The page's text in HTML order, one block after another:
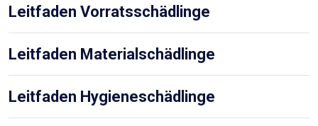
Leitfaden Vorratsschädlinge
Leitfaden Materialschädlinge
Leitfaden Hygieneschädlinge